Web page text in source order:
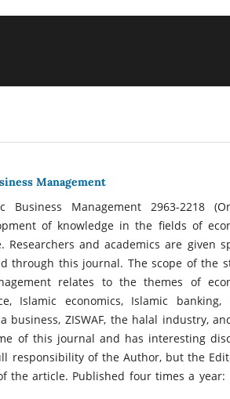
Management
Management 2963-2218
of knowledge in the fields of
Researchers and academics are given
through this journal. The scope of the
relates to the themes of
Islamic economics, Islamic banking,
business, ZISWAF, the halal industry,
of this journal and has interesting
responsibility of the Author, but the
the article. Published four times a year: